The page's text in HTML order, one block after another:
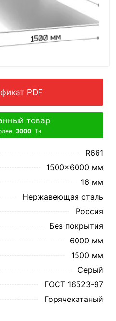
PDF
товар
3000 Тн
R661
1500x6000 мм
16 мм
Нержавеющая сталь
Россия
Без покрытия
6000 мм
1500 мм
Серый
ГОСТ 16523-97
Горячекатаный